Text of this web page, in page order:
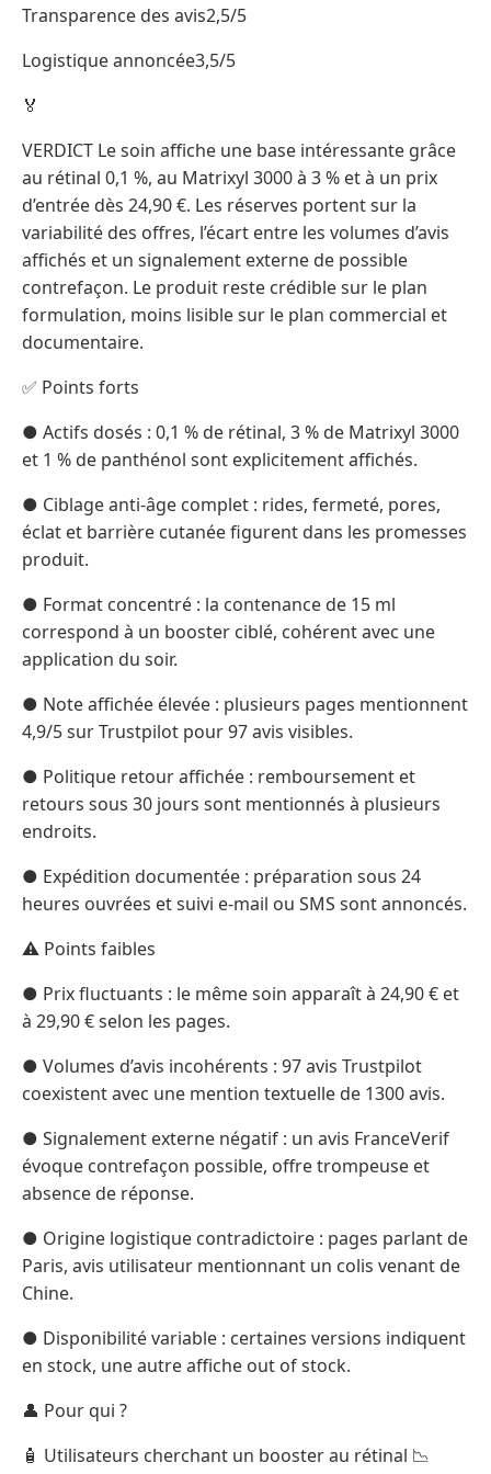
Transparence des avis2,5/5
Logistique annoncée3,5/5
🏅
VERDICT Le soin affiche une base intéressante grâce
au rétinal 0,1 %, au Matrixyl 3000 à 3 % et à un prix
d’entrée dès 24,90 €. Les réserves portent sur la
variabilité des offres, l’écart entre les volumes d’avis
affichés et un signalement externe de possible
contrefaçon. Le produit reste crédible sur le plan
formulation, moins lisible sur le plan commercial et
documentaire.
✅ Points forts
● Actifs dosés : 0,1 % de rétinal, 3 % de Matrixyl 3000
et 1 % de panthénol sont explicitement affichés.
● Ciblage anti-âge complet : rides, fermeté, pores,
éclat et barrière cutanée figurent dans les promesses
produit.
● Format concentré : la contenance de 15 ml
correspond à un booster ciblé, cohérent avec une
application du soir.
● Note affichée élevée : plusieurs pages mentionnent
4,9/5 sur Trustpilot pour 97 avis visibles.
● Politique retour affichée : remboursement et
retours sous 30 jours sont mentionnés à plusieurs
endroits.
● Expédition documentée : préparation sous 24
heures ouvrées et suivi e-mail ou SMS sont annoncés.
⚠️ Points faibles
● Prix fluctuants : le même soin apparaît à 24,90 € et
à 29,90 € selon les pages.
● Volumes d’avis incohérents : 97 avis Trustpilot
coexistent avec une mention textuelle de 1300 avis.
● Signalement externe négatif : un avis FranceVerif
évoque contrefaçon possible, offre trompeuse et
absence de réponse.
● Origine logistique contradictoire : pages parlant de
Paris, avis utilisateur mentionnant un colis venant de
Chine.
● Disponibilité variable : certaines versions indiquent
en stock, une autre affiche out of stock.
👤 Pour qui ?
🧴 Utilisateurs cherchant un booster au rétinal 📉